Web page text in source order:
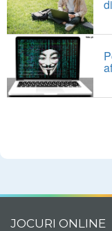
JOCURI ONLINE